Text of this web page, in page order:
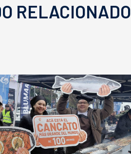
RELACIONADO